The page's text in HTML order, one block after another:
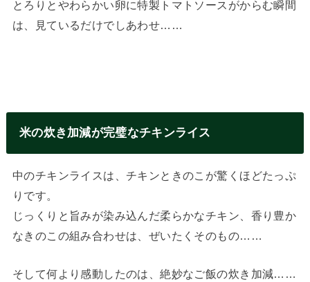
とろりとやわらかい卵に特製トマトソースがからむ瞬間
は、見ているだけでしあわせ……
米の炊き加減が完璧なチキンライス
中のチキンライスは、チキンときのこが驚くほどたっぷ
りです。
じっくりと旨みが染み込んだ柔らかなチキン、香り豊か
なきのこの組み合わせは、ぜいたくそのもの……
そして何より感動したのは、絶妙なご飯の炊き加減……